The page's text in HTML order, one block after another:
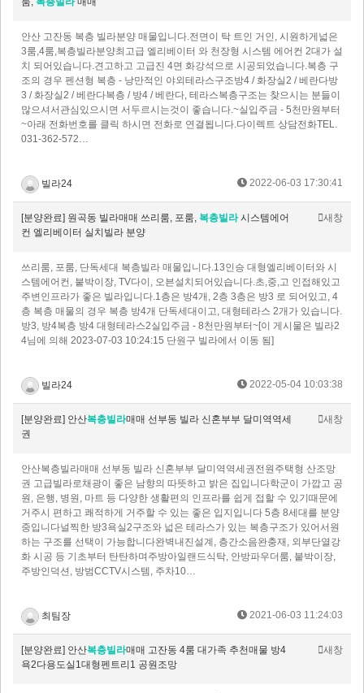
안산 고잔동 복층 빌라분양 매물입니다.전면이 탁 트인 거인, 시원하게넓은
3룸,4룸,복층빌라분양최고급 엘리베이터 와 천장형 시스템 에어컨 2대가 설
치 되어있습니다.견고하고 고급진 4면 화강석으로 시공되었습니다.복층 구
조의 경우 펜션형 복층 - 낭만적인 야외테라스구조방4 / 화장실2 / 베란다방
3 / 화장실2 / 베란다복층 / 방4 / 베란다, 테라스복층구조는 찾으시는 분들이
많으셔서관심있으시면 서두르시는것이 좋습니다.~실입주금 - 5천만원부터
~아래 전화번호를 클릭 하시면 전화로 연결됩니다.다이렉트 상담전화TEL.
031-362-572…
빌라24 2022-06-03 17:30:41
[분양완료] 원곡동 빌라매매 쓰리룸, 포룸, 복층빌라시스템에어
컨 엘리베이터 실치빌라 분양
새창
쓰리룸, 포룸, 단독세대 복층빌라 매물입니다.13인승 대형엘리베이터와 시
스템에어컨, 붙박이장, TV다이, 오븐설치되어있습니다.초,중,고 인접해있고
주변인프라가 좋은 빌라입니다.​1층은 방4개, 2층 3층은 방3 로 되어있고, 4
층 복층 매물의 경우 복층 방4개 단독세대이고, 대형테라스 2개가 있습니다.​
방3, 방4복층 방4 대형테라스2실입주금 - 8천만원부터~[이 게시물은 빌라2
4님에 의해 2023-07-03 10:24:15 단원구 빌라에서 이동 됨]
빌라24 2022-05-04 10:03:38
[분양완료] 안산복층빌라매매 선부동 빌라 신혼부부 달미역역세
권
새창
안산복층빌라매매 선부동 빌라 신혼부부 달미역역세권전원주택형 산조망
권 고급빌라로채광이 좋은 남향의 따뜻하고 밝은 집입니다학군이 가깝고 공
원, 은행, 병원, 마트 등 다양한 생활편의 인프라를 쉽게 접할 수 있기때문에
거주시 편하고 쾌적하게 거주할 수 있는 좋은 입지입니다​​​ 5층 8세대를 분양
중입니다널찍한 방3욕실2구조와 넓은 테라스가 있는 복층구조가 있어서원
하는 구조를 선택이 가능합니다완벽내진설계, 층간소음완충재, 외부단열강
화 시공 등 기초부터 탄탄하며주방아일랜드식탁, 안방파우더룸, 붙박이장,
주방인덕션, 방범CCTV시스템, 주차10…
최팀장 2021-06-03 11:24:03
[분양완료] 안산복층빌라매매 고잔동 4룸 대가족 추천매물 방4
욕2다용도실1대형펜트리1 공원조망
새창